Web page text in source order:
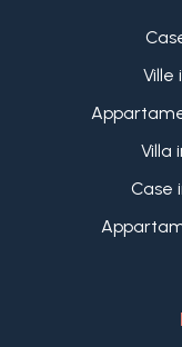
Ville
Villa
Case